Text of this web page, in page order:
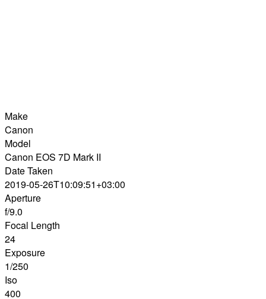
Make
Canon
Model
Canon EOS 7D Mark II
Date Taken
2019-05-26T10:09:51+03:00
Aperture
f/9.0
Focal Length
24
Exposure
1/250
Iso
400